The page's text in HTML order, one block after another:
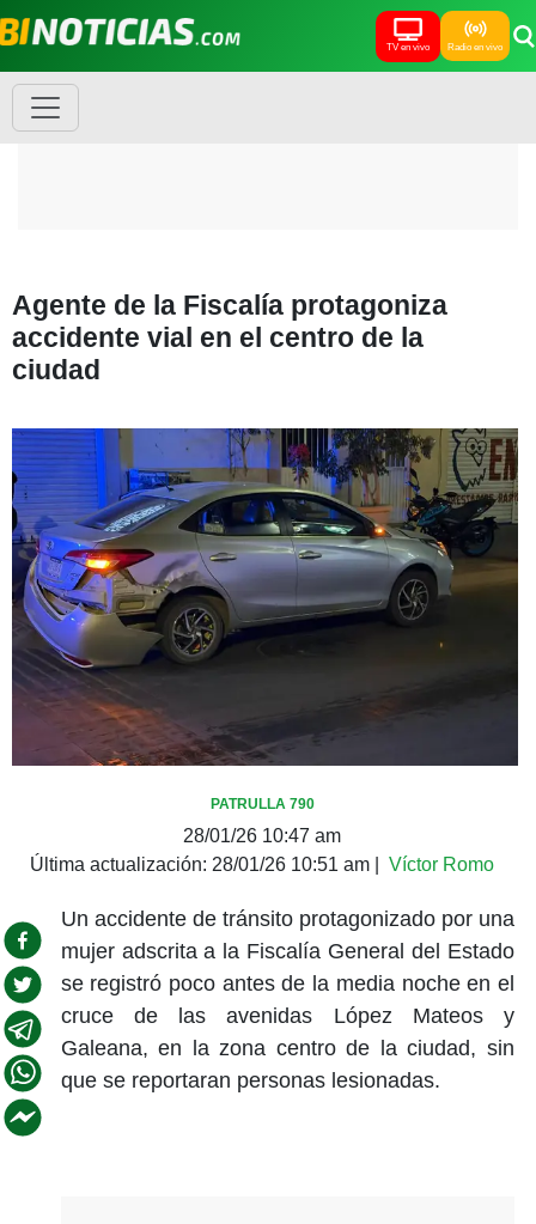
TV en vivo Radio en vivo
Agente de la Fiscalía protagoniza
accidente vial en el centro de la
ciudad
PATRULLA 790
28/01/26 10:47 am
Última actualización: 28/01/26 10:51 am Víctor Romo
Un accidente de tránsito protagonizado por una
mujer adscrita a la Fiscalía General del Estado
se registró poco antes de la media noche en el
cruce de las avenidas López Mateos y
Galeana, en la zona centro de la ciudad, sin
que se reportaran personas lesionadas.